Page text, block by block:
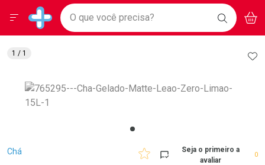
Drogarias Pacheco
Baixe nosso APP e aproveite Ofertas Exclusivas!
BAIXE
O APP
Ir direto para a home
pela página
Ir direto para o conteúdo
Ir direto para a busca
Ir direto para a conta
Ir direto para a notificações
Ir direto para o carrinho
Ir direto para o menu
Faça a sua busca
O que você precisa? BUSCAR
Menu
Breadcrumb
Chá
Seja o primeiro a
avaliar
0
1 / 1